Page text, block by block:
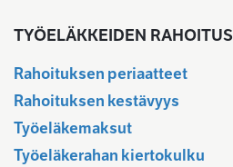
TYÖELÄKKEIDEN RAHOITUS
Rahoituksen periaatteet
Rahoituksen kestävyys
Työeläkemaksut
Työeläkerahan kiertokulku